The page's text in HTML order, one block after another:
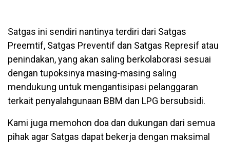
Satgas ini sendiri nantinya terdiri dari Satgas
Preemtif, Satgas Preventif dan Satgas Represif atau
penindakan, yang akan saling berkolaborasi sesuai
dengan tupoksinya masing-masing saling
mendukung untuk mengantisipasi pelanggaran
terkait penyalahgunaan BBM dan LPG bersubsidi.
Kami juga memohon doa dan dukungan dari semua
pihak agar Satgas dapat bekerja dengan maksimal